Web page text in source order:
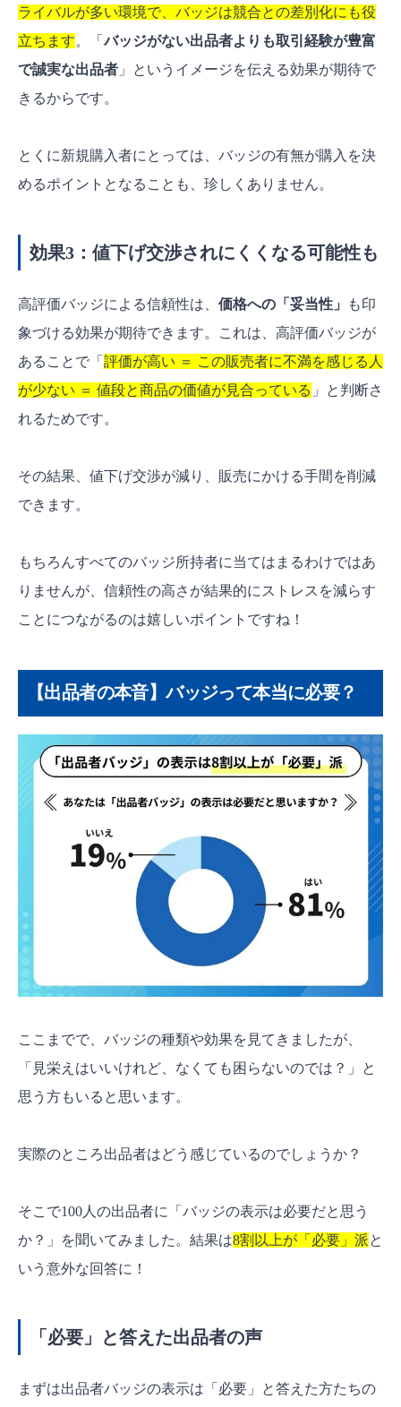
ライバルが多い環境で、バッジは競合との差別化にも役
立ちます。「バッジがない出品者よりも取引経験が豊富
で誠実な出品者 」というイメージを伝える効果が期待で
きるからです。
とくに新規購入者にとっては、バッジの有無が購入を決
めるポイントとなることも、珍しくありません。
効果3：値下げ交渉されにくくなる可能性も
高評価バッジによる信頼性は、 価格への「妥当性」
も印
象づける効果が期待できます。これは、高評価バッジが
あることで「 評価が高い ＝ この販売者に不満を感じる人
が少ない ＝ 値段と商品の価値が見合っている 」と判断さ
れるためです。
その結果、値下げ交渉が減り、販売にかける手間を削減
できます。
もちろんすべてのバッジ所持者に当てはまるわけではあ
りませんが、信頼性の高さが結果的にストレスを減らす
ことにつながるのは嬉しいポイントですね！
【出品者の本音】バッジって本当に必要？
ここまでで、バッジの種類や効果を見てきましたが、
「見栄えはいいけれど、なくても困らないのでは？」と
思う方もいると思います。
実際のところ出品者はどう感じているのでしょうか？
そこで100人の出品者に「バッジの表示は必要だと思う
か？」を聞いてみました。結果は8割以上が「必要」派と
いう意外な回答に！
「必要」と答えた出品者の声
まずは出品者バッジの表示は「必要」と答えた方たちの